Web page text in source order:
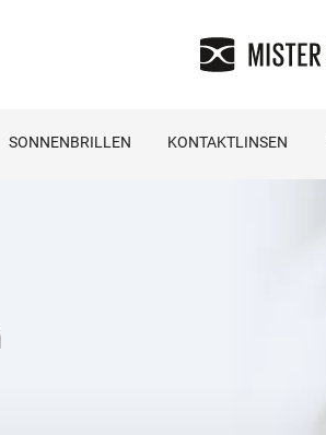
SONNENBRILLEN KONTAKTLINSEN